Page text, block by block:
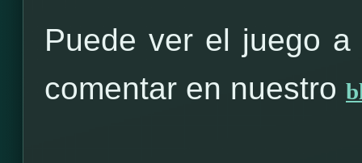
Puede ver el juego
comentar en nuestro